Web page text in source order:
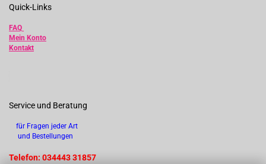
Quick-Links
FAQ
Mein Konto
Kontakt
Service und Beratung
für Fragen jeder Art
und Bestellungen
Telefon: 034443 31857